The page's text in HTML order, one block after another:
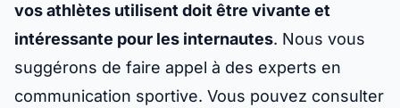
vos athlètes utilisent doit être vivante et
intéressante pour les internautes. Nous vous
suggérons de faire appel à des experts en
communication sportive. Vous pouvez consulter